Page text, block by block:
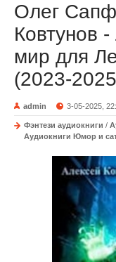
Олег
Ковтунов
мир для
(2023-
admin 3-05-2025,
Фэнтези аудиокниги /
Аудиокниги Юмор и